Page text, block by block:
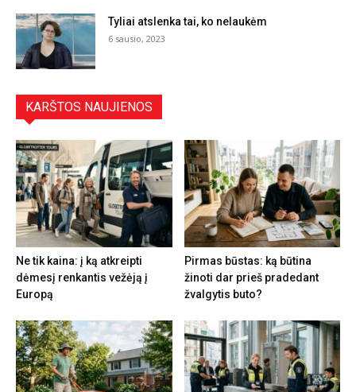
Tyliai atslenka tai, ko nelaukėm
6 sausio, 2023
KARŠTOS NAUJIENOS
Ne tik kaina: į ką atkreipti
dėmesį renkantis vežėją į
Europą
Pirmas būstas: ką būtina
žinoti dar prieš pradedant
žvalgytis buto?